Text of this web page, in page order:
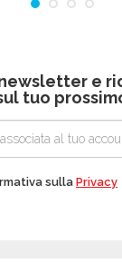
e
tuo
sulla Privacy